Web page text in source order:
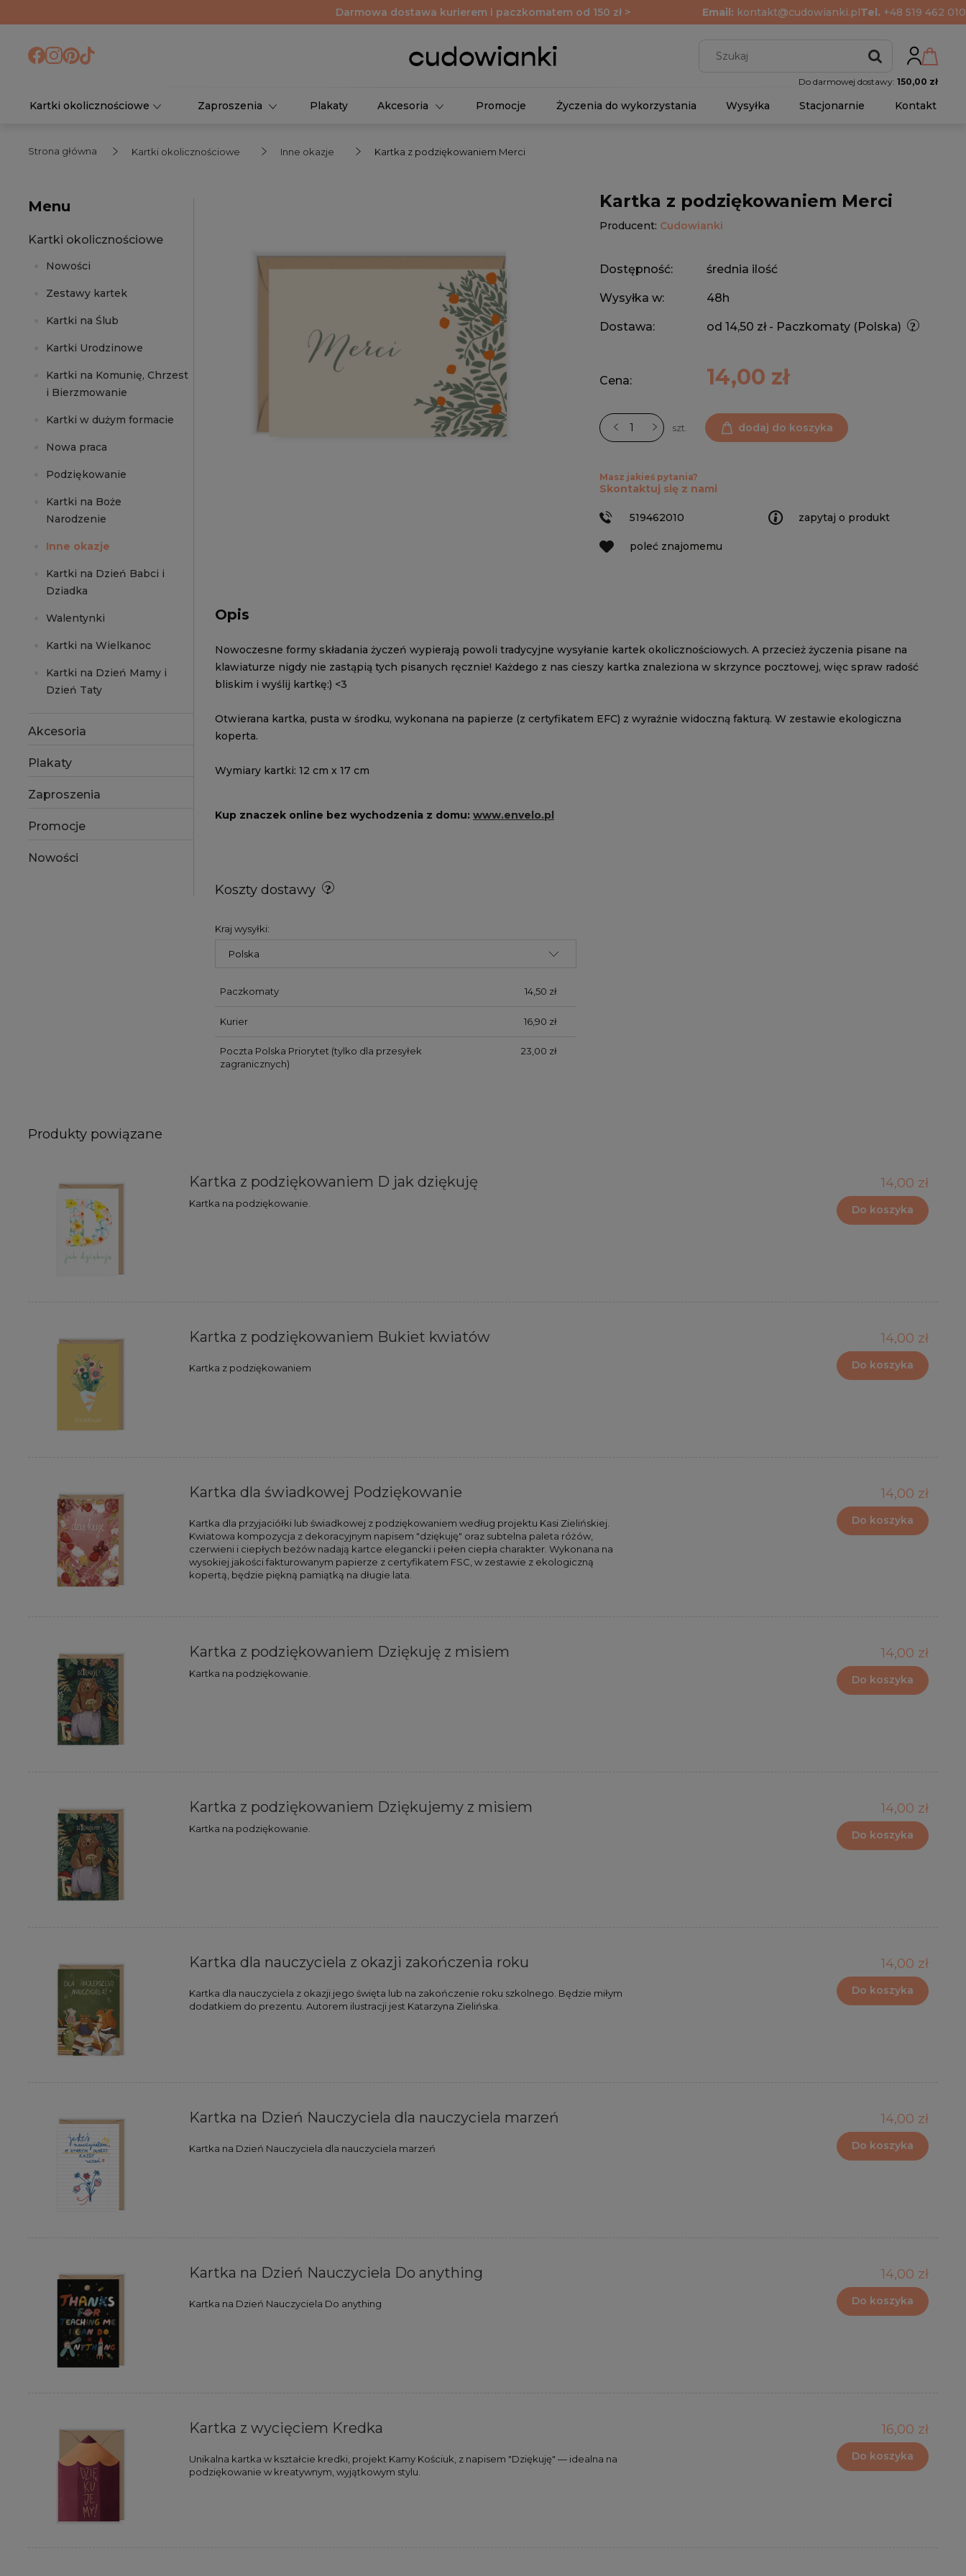
Darmowa dostawa kurierem i paczkomatem od 150 zł > Email: kontakt@cudowianki.plTel. +48 519 462 010
Do darmowej dostawy: 150,00 zł
Kartki okolicznościowe Zaproszenia Plakaty Akcesoria Promocje Życzenia do wykorzystania Wysyłka Stacjonarnie Kontakt
Strona główna Kartki okolicznościowe Inne okazje Kartka z podziękowaniem Merci
Menu
Kartki okolicznościowe
Nowości
Zestawy kartek
Kartki na Ślub
Kartki Urodzinowe
Kartki na Komunię, Chrzest
i Bierzmowanie
Kartki w dużym formacie
Nowa praca
Podziękowanie
Kartki na Boże
Narodzenie
Inne okazje
Kartki na Dzień Babci i
Dziadka
Walentynki
Kartki na Wielkanoc
Kartki na Dzień Mamy i
Dzień Taty
Akcesoria
Plakaty
Zaproszenia
Promocje
Nowości
Kartka z podziękowaniem Merci
Producent: Cudowianki
Dostępność: średnia ilość
Wysyłka w: 48h
Dostawa: od 14,50 zł - Paczkomaty (Polska)
Cena: 14,00 zł
szt. dodaj do koszyka
zapytaj o produkt
poleć znajomemu
Masz jakieś pytania?
Skontaktuj się z nami
519462010
Opis
Nowoczesne formy składania życzeń wypierają powoli tradycyjne wysyłanie kartek okolicznościowych. A przecież życzenia pisane na
klawiaturze nigdy nie zastąpią tych pisanych ręcznie! Każdego z nas cieszy kartka znaleziona w skrzynce pocztowej, więc spraw radość
bliskim i wyślij kartkę:) <3
Otwierana kartka, pusta w środku, wykonana na papierze (z certyfikatem EFC) z wyraźnie widoczną fakturą. W zestawie ekologiczna
koperta.
Wymiary kartki: 12 cm x 17 cm
Kup znaczek online bez wychodzenia z domu: www.envelo.pl
Koszty dostawy
Kraj wysyłki:
Paczkomaty 14,50 zł
Kurier 16,90 zł
Poczta Polska Priorytet (tylko dla przesyłek
zagranicznych)
23,00 zł
Produkty powiązane
Kartka z podziękowaniem D jak dziękuję
Kartka na podziękowanie.
14,00 zł
Do koszyka
Kartka z podziękowaniem Bukiet kwiatów
Kartka z podziękowaniem
14,00 zł
Do koszyka
Kartka dla świadkowej Podziękowanie
Kartka dla przyjaciółki lub świadkowej z podziękowaniem według projektu Kasi Zielińskiej.
Kwiatowa kompozycja z dekoracyjnym napisem "dziękuję" oraz subtelna paleta różów,
czerwieni i ciepłych beżów nadają kartce elegancki i pełen ciepła charakter. Wykonana na
wysokiej jakości fakturowanym papierze z certyfikatem FSC, w zestawie z ekologiczną
kopertą, będzie piękną pamiątką na długie lata.
14,00 zł
Do koszyka
Kartka z podziękowaniem Dziękuję z misiem
Kartka na podziękowanie.
14,00 zł
Do koszyka
Kartka z podziękowaniem Dziękujemy z misiem
Kartka na podziękowanie.
14,00 zł
Do koszyka
Kartka dla nauczyciela z okazji zakończenia roku
Kartka dla nauczyciela z okazji jego święta lub na zakończenie roku szkolnego. Będzie miłym
dodatkiem do prezentu. Autorem ilustracji jest Katarzyna Zielińska.
14,00 zł
Do koszyka
Kartka na Dzień Nauczyciela dla nauczyciela marzeń
Kartka na Dzień Nauczyciela dla nauczyciela marzeń
14,00 zł
Do koszyka
Kartka na Dzień Nauczyciela Do anything
Kartka na Dzień Nauczyciela Do anything
14,00 zł
Do koszyka
Kartka z wycięciem Kredka
Unikalna kartka w kształcie kredki, projekt Kamy Kościuk, z napisem "Dziękuję" — idealna na
podziękowanie w kreatywnym, wyjątkowym stylu.
16,00 zł
Do koszyka